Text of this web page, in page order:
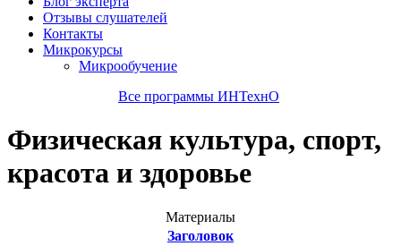
Отзывы слушателей
Контакты
Микрокурсы
Микрообучение
Все программы ИНТехнО
Физическая культура, спорт,
красота и здоровье
Материалы
Заголовок